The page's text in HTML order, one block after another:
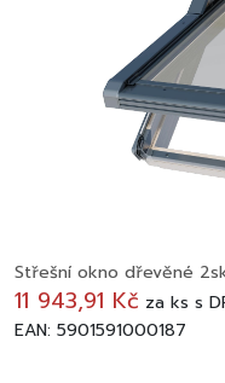
Střešní okno dřevěné
11 943,91 Kč za ks s
EAN: 5901591000187